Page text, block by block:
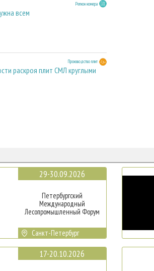
Регион номера
всем
Производство плит
раскроя плит СМЛ круглыми
29-30.09.2026
Петербургский
Международный
Лесопромышленный Форум
Санкт-Петербург
17-20.10.2026